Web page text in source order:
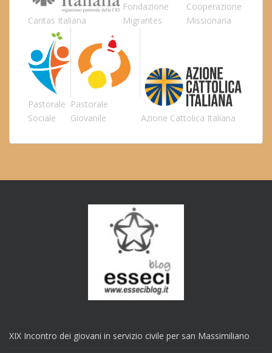
Caritas Italiana
Fondazione
Migrantes
Cooperazione
Missionaria
Pastorale
Sociale
Pastorale
Giovanile
Azione Cattolica Italiana
XIX Incontro dei giovani in servizio civile per san Massimiliano